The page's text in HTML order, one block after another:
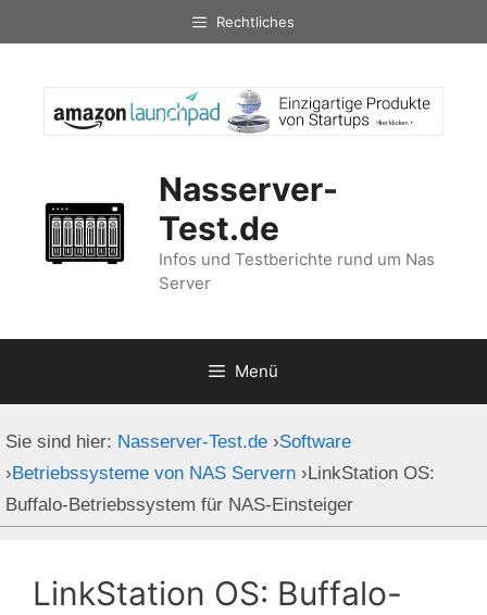
Rechtliches
Nasserver-
Test.de
Infos und Testberichte rund um Nas
Server
Menü
Sie sind hier: Nasserver-Test.de ›Software
› Betriebssysteme von NAS Servern › LinkStation OS:
Buffalo-Betriebssystem für NAS-Einsteiger
LinkStation OS: Buffalo-